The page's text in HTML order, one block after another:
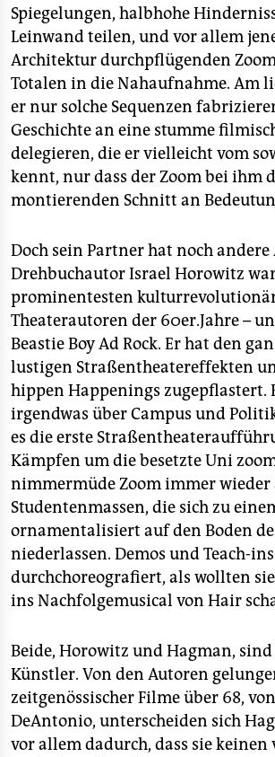
Spiegelungen, halbhohe
Leinwand teilen, und vor allem
Architektur durchpflügenden
Totalen in die Nahaufnahme. Am
er nur solche Sequenzen
Geschichte an eine stumme
delegieren, die er vielleicht vom
kennt, nur dass der Zoom bei ihm
montierenden Schnitt an
Doch sein Partner hat noch
Drehbuchautor Israel Horowitz
prominentesten
Theaterautoren der 60er.Jahre –
Beastie Boy Ad Rock. Er hat den
lustigen Straßentheatereffekten
hippen Happenings zugepflastert.
irgendwas über Campus und
es die erste
Kämpfen um die besetzte Uni
nimmermüde Zoom immer wieder
Studentenmassen, die sich zu
ornamentalisiert auf den Boden
niederlassen. Demos und Teach-
durchchoreografiert, als wollten
ins Nachfolgemusical von Hair
Beide, Horowitz und Hagman,
Künstler. Von den Autoren
zeitgenössischer Filme über 68,
DeAntonio, unterscheiden sich
vor allem dadurch, dass sie